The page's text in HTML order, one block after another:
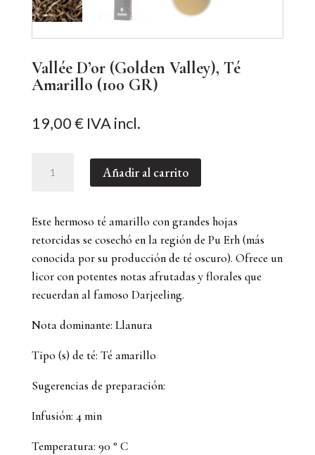
Vallée D’or (Golden Valley), Té
Amarillo (100 GR)
19,00€ IVA incl.
D'or
Té
Amarillo
(100
GR)
cantidad
Añadir al carrito
Este hermoso té amarillo con grandes hojas
retorcidas se cosechó en la región de Pu Erh (más
conocida por su producción de té oscuro). Ofrece un
licor con potentes notas afrutadas y florales que
recuerdan al famoso Darjeeling.
Nota dominante: Llanura
Tipo (s) de té: Té amarillo
Sugerencias de preparación:
Infusión: 4 min
Temperatura: 90 ° C